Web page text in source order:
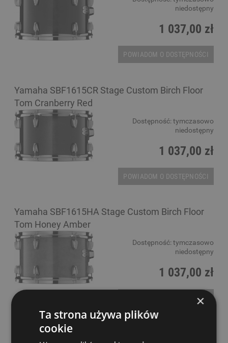
niedostępny
1 037,00 zł
POWIADOM O DOSTĘPNOŚCI
Yamaha SBF1615CR Stage Custom Birch Floor
Tom Cranberry Red
Dostępność: tymczasowo
niedostępny
1 037,00 zł
POWIADOM O DOSTĘPNOŚCI
Yamaha SBF1615HA Stage Custom Birch Floor
Tom Honey Amber
Dostępność: tymczasowo
niedostępny
1 037,00 zł
POWIADOM O DOSTĘPNOŚCI
Yamaha SBF1615NW Stage Custom Birch Floor
×
Ta strona używa plików
cookie